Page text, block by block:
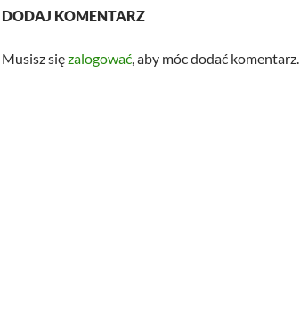
DODAJ KOMENTARZ
Musisz sięzalogować, aby móc dodać komentarz.